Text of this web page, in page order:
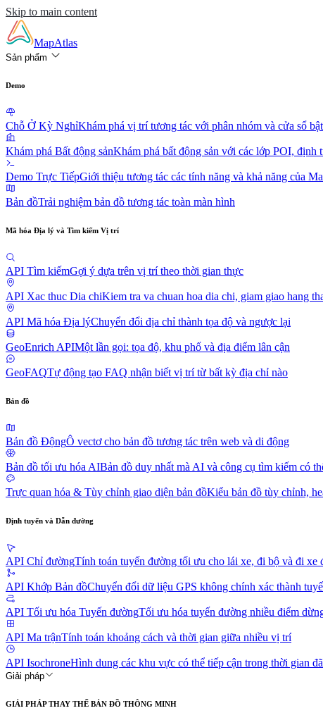
Skip to main content
MapAtlas
Sản phẩm
Demo
Chỗ Ở Kỳ NghỉKhám phá vị trí tương tác với phân nhóm và cửa sổ
Khám phá Bất động sảnKhám phá bất động sản với các lớp POI, định
Demo Trực TiếpGiới thiệu tương tác các tính năng và khả năng của
Bản đồTrải nghiệm bản đồ tương tác toàn màn hình
Mã hóa Địa lý và Tìm kiếm Vị trí
API Tìm kiếmGợi ý dựa trên vị trí theo thời gian thực
API Xac thuc Dia chiKiem tra va chuan hoa dia chi, giam giao hang
API Mã hóa Địa lýChuyển đổi địa chỉ thành tọa độ và ngược lại
GeoEnrich APIMột lần gọi: tọa độ, khu phố và địa điểm lân cận
GeoFAQTự động tạo FAQ nhận biết vị trí từ bất kỳ địa chỉ nào
Bản đồ
Bản đồ ĐộngÔ vectơ cho bản đồ tương tác trên web và di động
Bản đồ tối ưu hóa AIBản đồ duy nhất mà AI và công cụ tìm kiếm có
Trực quan hóa & Tùy chỉnh giao diện bản đồKiểu bản đồ tùy chỉnh,
Định tuyến và Dẫn đường
API Chỉ đườngTính toán tuyến đường tối ưu cho lái xe, đi bộ và đi xe
API Khớp Bản đồChuyển đổi dữ liệu GPS không chính xác thành
API Tối ưu hóa Tuyến đườngTối ưu hóa tuyến đường nhiều điểm
API Ma trậnTính toán khoảng cách và thời gian giữa nhiều vị trí
API IsochroneHình dung các khu vực có thể tiếp cận trong thời gian
Giải pháp
GIẢI PHÁP THAY THẾ BẢN ĐỒ THÔNG MINH